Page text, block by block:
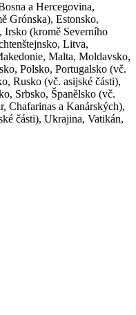
a Hercegovina,
Grónska), Estonsko,
Irsko (kromě Severního
Litva,
Malta, Moldavsko,
Polsko, Portugalsko (vč.
Rusko (vč. asijské části),
Srbsko, Španělsko (vč.
Chafarinas a Kanárských),
části), Ukrajina, Vatikán,